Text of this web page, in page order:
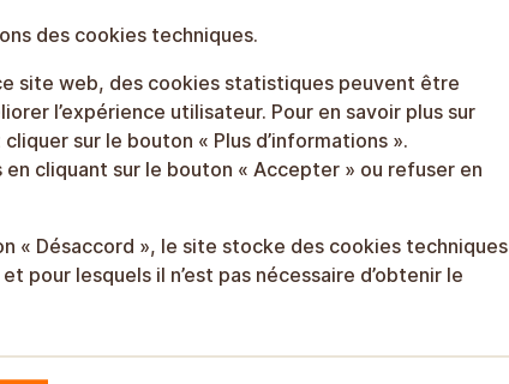
des cookies techniques.
site web, des cookies statistiques peuvent être
l’expérience utilisateur. Pour en savoir plus sur
sur le bouton « Plus d’informations ».
cliquant sur le bouton « Accepter » ou refuser en
« Désaccord », le site stocke des cookies techniques
pour lesquels il n’est pas nécessaire d’obtenir le